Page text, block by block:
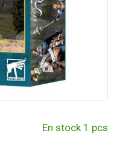
En stock 1 pcs